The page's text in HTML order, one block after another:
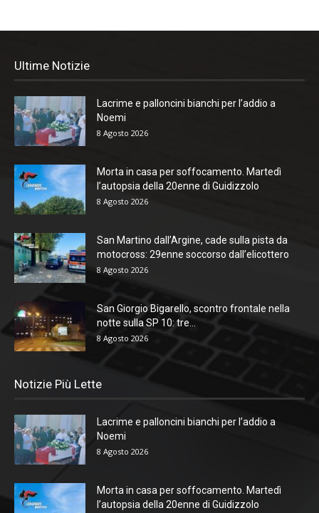
Ultime Notizie
Lacrime e palloncini bianchi per l’addio a
Noemi
8 Agosto 2026
Morta in casa per soffocamento. Martedì
l’autopsia della 20enne di Guidizzolo
8 Agosto 2026
San Martino dall’Argine, cade sulla pista da
motocross: 29enne soccorso dall’elicottero
8 Agosto 2026
San Giorgio Bigarello, scontro frontale nella
notte sulla SP 10: tre...
8 Agosto 2026
Notizie Più Lette
Lacrime e palloncini bianchi per l’addio a
Noemi
8 Agosto 2026
Morta in casa per soffocamento. Martedì
l’autopsia della 20enne di Guidizzolo